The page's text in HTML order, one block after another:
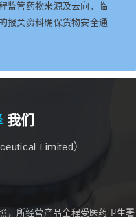
监管药物来源及去向，临
报关资料确保货物安全通
我们
Limited）
，所经营产品全程受医药卫生署